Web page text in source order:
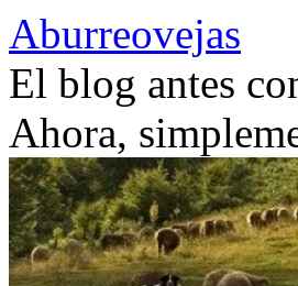
Saltar
al
contenido
Aburreovejas
El blog antes
Ahora,